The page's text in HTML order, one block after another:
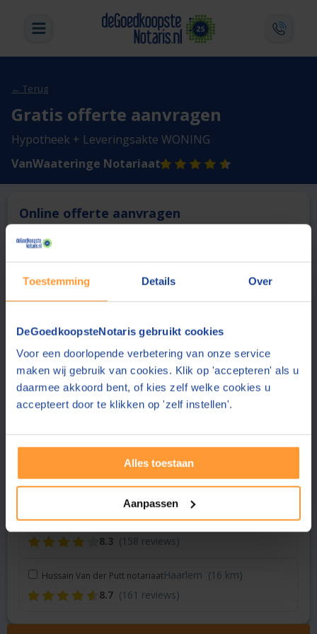
Toestemming Details Over
DeGoedkoopsteNotaris gebruikt cookies
Voor een doorlopende verbetering van onze service
maken wij gebruik van cookies. Klik op 'accepteren' als u
daarmee akkoord bent, of kies zelf welke cookies u
accepteert door te klikken op 'zelf instellen'.
Alles toestaan
Aanpassen
← Terug
Gratis offerte aanvragen
Hypotheek + Leveringsakte WONING
VanWaateringe Notariaat
Online offerte aanvragen
Deze notaris biedt momenteel niet de mogelijkheid online
1 Vergelijk en bespaar
Vraag een offerte aan bij een andere notaris in de buurt
Dudok van Heel NotariaatAmsterdam (3 km)
8.9
(28 reviews)
Notariskantoor Van Ligten Amsterdam
8.0 (401 reviews)
De Boer Advies & NotariaatHoofddorp
8.5 (159 reviews)
Gopisingh Van Os NotarissenHoofddorp (15 km)
8.3 (158 reviews)
Hussain Van der Putt notariaatHaarlem (16 km)
8.7 (161 reviews)